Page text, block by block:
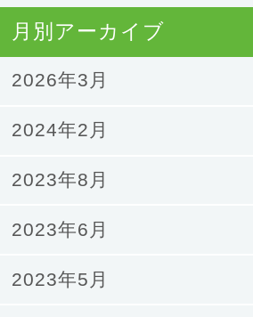
月別アーカイブ
2026年3月
2024年2月
2023年8月
2023年6月
2023年5月